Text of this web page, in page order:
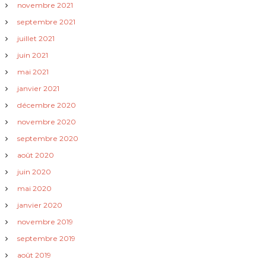
novembre 2021
septembre 2021
juillet 2021
juin 2021
mai 2021
janvier 2021
décembre 2020
novembre 2020
septembre 2020
août 2020
juin 2020
mai 2020
janvier 2020
novembre 2019
septembre 2019
août 2019